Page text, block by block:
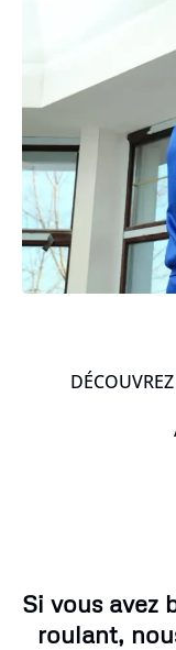
Si vous avez
roulant,